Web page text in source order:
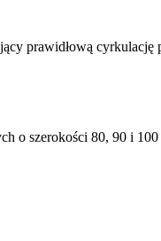
prawidłową
o szerokości 80, 90 i